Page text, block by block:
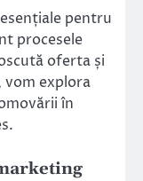
pentru
procesele
oferta și
vom explora
în